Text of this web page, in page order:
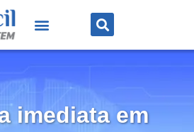
imediata em